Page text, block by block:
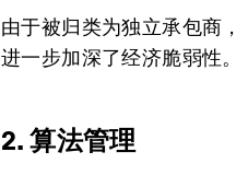
由于被归类为独立承包商
进一步加深了经济脆弱性。
2. 算法管理